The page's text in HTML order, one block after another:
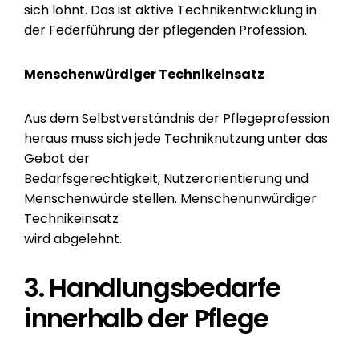
sich lohnt. Das ist aktive Technikentwicklung in
der Federführung der pflegenden Profession.
Menschenwürdiger Technikeinsatz
Aus dem Selbstverständnis der Pflegeprofession
heraus muss sich jede Techniknutzung unter das
Gebot der
Bedarfsgerechtigkeit, Nutzerorientierung und
Menschenwürde stellen. Menschenunwürdiger
Technikeinsatz
wird abgelehnt.
3. Handlungsbedarfe
innerhalb der Pflege